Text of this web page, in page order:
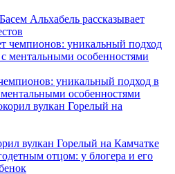
Альхабель рассказывает
уникальный подход в
особенностями
вулкан Горелый на Камчатке